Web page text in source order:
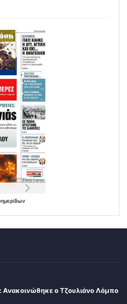
Ανακοινώθηκε ο Τζουλιάνο Λόμπο